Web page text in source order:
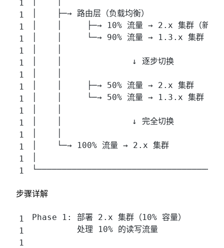
│    ├─→ 路由层（负载均衡）
│    │     ├─→ 10% 流量 → 2.x 集群（
│    │     └─→ 90% 流量 → 1.3.x 集群（
│    │              ↓ 逐步切换
│    │     ├─→ 50% 流量 → 2.x 集
│    │     └─→ 50% 流量 → 1.3.x 集
│    │              ↓ 完全切换
│    └─→ 100% 流量 → 2.x 集群
步骤详解
Phase 1: 部署 2.x 集群（10% 容量）
         处理 10% 的读写流量